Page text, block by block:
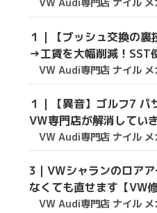
VW Audi専門店 ナイル メ
１｜【ブッシュ交換の
→工賃を大幅削減！SST
ポロGTI【VW Audiの修
VW Audi専門店 ナイル メ
１｜【異音】ゴルフ7 パ
VW専門店が解消してい
ュ】
VW Audi専門店 ナイル メ
3｜VWシャランのロア
なくても直せます【VW
切り抜き
VW Audi専門店 ナイル メ